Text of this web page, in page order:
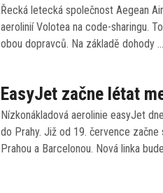
Řecká letecká společnost Aegean
aerolinií Volotea na code-sharingu.
obou dopravců. Na základě dohody …
EasyJet začne létat
Nízkonákladová aerolinie easyJet
do Prahy. Již od 19. července
Prahou a Barcelonou. Nová linka